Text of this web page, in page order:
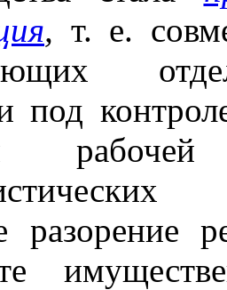
, т. е.
под
разорение